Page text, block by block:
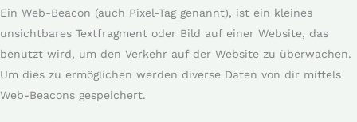
Ein Web-Beacon (auch Pixel-Tag genannt), ist ein kleines
unsichtbares Textfragment oder Bild auf einer Website, das
benutzt wird, um den Verkehr auf der Website zu überwachen.
Um dies zu ermöglichen werden diverse Daten von dir mittels
Web-Beacons gespeichert.